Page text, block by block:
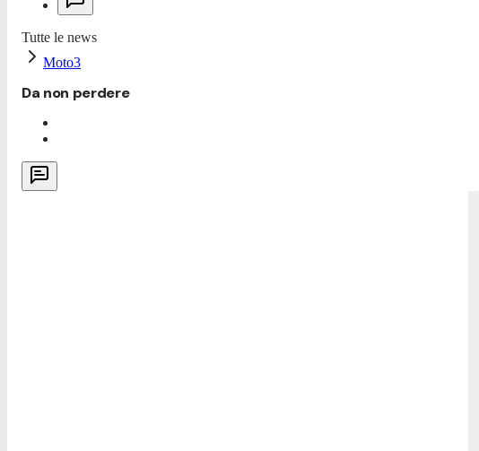
Tutte le news
Moto3
Da non perdere